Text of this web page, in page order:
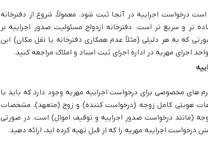
درخواست اجراییه در آنجا ثبت شود. معمولاً، شروع از دفترخانه
تر و سریع تر است. دفترخانه ازدواج مسئولیت صدور اجراییه بر
که به هر دلیلی (مثلاً عدم همکاری دفترخانه یا نقل مکان) این
اجرای مهریه در اداره اجرای ثبت اسناد و املاک مراجعه کنید.
های مخصوصی برای درخواست اجراییه مهریه وجود دارد که باید با
هویتی کامل زوجه (درخواست کننده) و زوج (متعهد)، مشخصات
(مانند درخواست صدور اجراییه و توقیف اموال) است. در صورتی
درخواست اجراییه مهریه را که از قبل تهیه کرده اید، ارائه دهید.